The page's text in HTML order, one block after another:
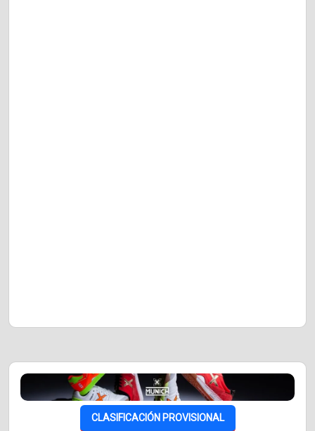
CLASIFICACIÓN PROVISIONAL